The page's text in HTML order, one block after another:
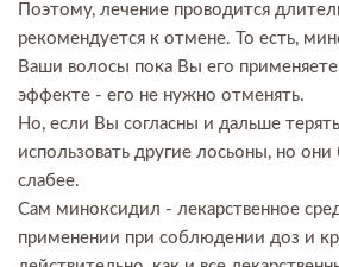
Поэтому, лечение проводится
рекомендуется к отмене. То есть,
Ваши волосы пока Вы его
эффекте - его не нужно отменять.
Но, если Вы согласны и дальше
использовать другие лосьоны, но они
слабее.
Сам миноксидил - лекарственное
применении при соблюдении доз и